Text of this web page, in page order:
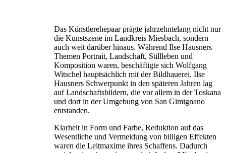
Das Künstlerehepaar prägte jahrzehntelang nicht nur
die Kunstszene im Landkreis Miesbach, sondern
auch weit darüber hinaus. Während Ilse Hausners
Themen Portrait, Landschaft, Stillleben und
Komposition waren, beschäftigte sich Wolfgang
Witschel hauptsächlich mit der Bildhauerei. Ilse
Hausners Schwerpunkt in den späteren Jahren lag
auf Landschaftsbildern, die vor allem in der Toskana
und dort in der Umgebung von San Gimignano
entstanden.
Klarheit in Form und Farbe, Reduktion auf das
Wesentliche und Vermeidung von billigen Effekten
waren die Leitmaxime ihres Schaffens. Dadurch